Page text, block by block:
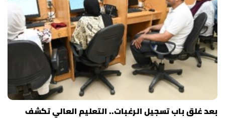
بعد غلق باب تسجيل الرغبات.. التعليم العالي تكشف